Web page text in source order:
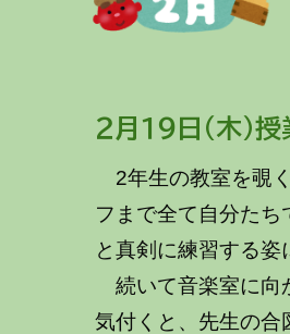
２月 １９ 日 （木）
2年生の教室を覗
フまで全て自分たち
と真剣に練習する姿
続いて音楽室に向
気付くと、先生の合